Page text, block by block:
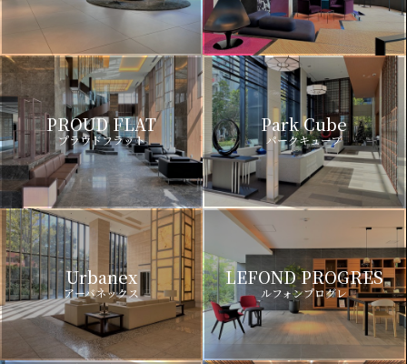
PROUD FLAT
プラウドフラット
Park Cube
パークキューブ
Urbanex
アーバネックス
LEFOND PROGRES
ルフォンプログレ